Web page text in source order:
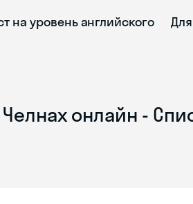
на уровень английского
онлайн -